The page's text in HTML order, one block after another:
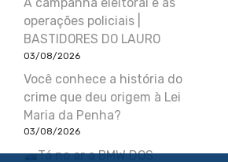
operações policiais |
BASTIDORES DO LAURO
03/08/2026
Você conhece a história do
crime que deu origem à Lei
Maria da Penha?
03/08/2026
Tá no ar a BMW DOS